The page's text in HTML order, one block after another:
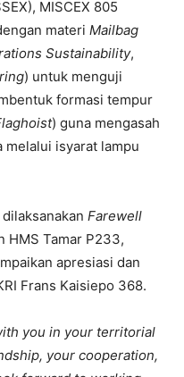
MISCEX 805
materi Mailbag
Sustainability,
) untuk menguji
formasi tempur
) guna mengasah
isyarat lampu
Farewell
HMS Tamar P233,
apresiasi dan
Frans Kaisiepo 368.
you in your territorial
your cooperation,